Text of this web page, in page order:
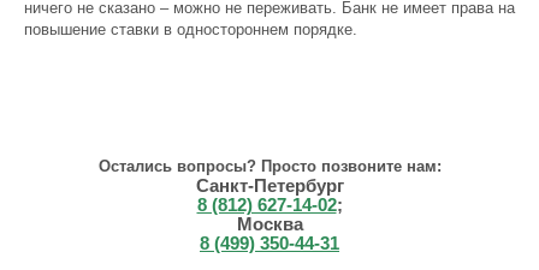
ничего не сказано – можно не переживать. Банк не имеет права на
повышение ставки в одностороннем порядке.
Остались вопросы? Просто позвоните нам:
Санкт-Петербург
8 (812) 627-14-02;
Москва
8 (499) 350-44-31